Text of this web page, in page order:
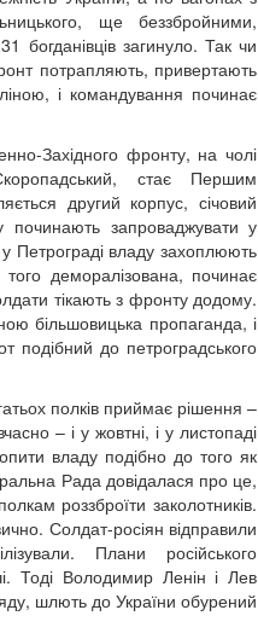
ще беззбройними,
богданівців загинуло. Так чи
потрапляють, привертають
і командування починає
Західного фронту, на чолі
стає Першим
другий корпус, січовий
починають запроваджувати у
у Петрограді владу захоплюють
деморалізована, починає
тікають з фронту додому.
більшовицька пропаганда, і
подібний до петроградського
полків приймає рішення –
– і у жовтні, і у листопаді
владу подібно до того як
Рада довідалася про це,
роззброїти заколотників.
Солдат-росіян відправили
Плани російського
Тоді Володимир Ленін і Лев
шлють до України обурений